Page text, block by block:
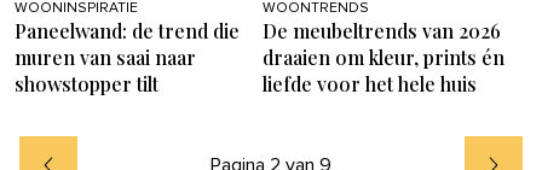
WOONINSPIRATIE
Paneelwand: de trend die
muren van saai naar
showstopper tilt
WOONTRENDS
De meubeltrends van 2026
draaien om kleur, prints én
liefde voor het hele huis
Pagina 2 van 9